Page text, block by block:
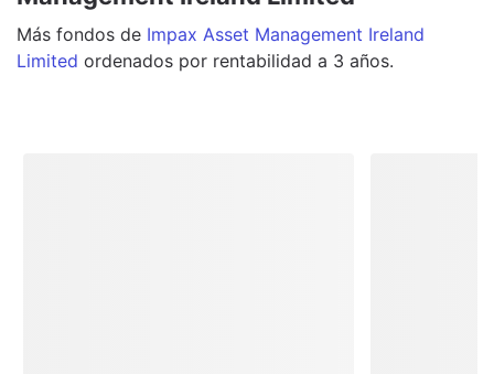
Más fondos de Impax Asset Management Ireland
Limited ordenados por rentabilidad a 3 años.